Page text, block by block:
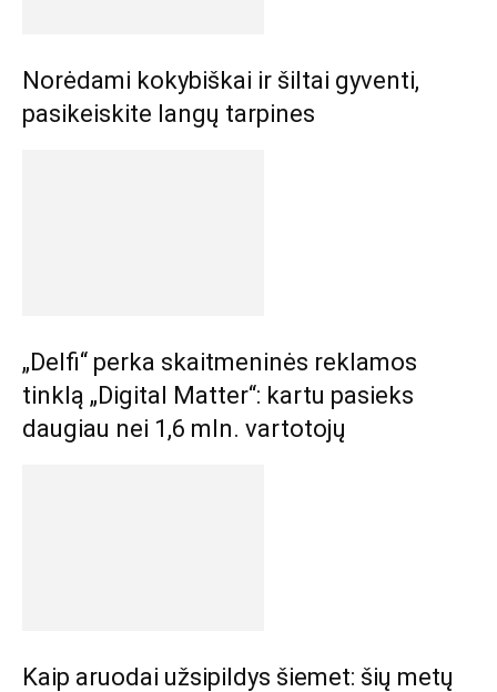
Norėdami kokybiškai ir šiltai gyventi,
pasikeiskite langų tarpines
„Delfi“ perka skaitmeninės reklamos
tinklą „Digital Matter“: kartu pasieks
daugiau nei 1,6 mln. vartotojų
Kaip aruodai užsipildys šiemet: šių metų